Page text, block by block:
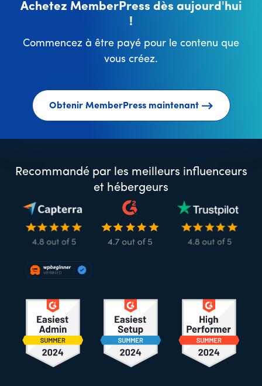
Achetez MemberPress dès aujourd'hui
!
Commencez à être payé pour le contenu que
vous créez.
Obtenir MemberPress maintenant
Recommandé par les meilleurs influenceurs
et hébergeurs